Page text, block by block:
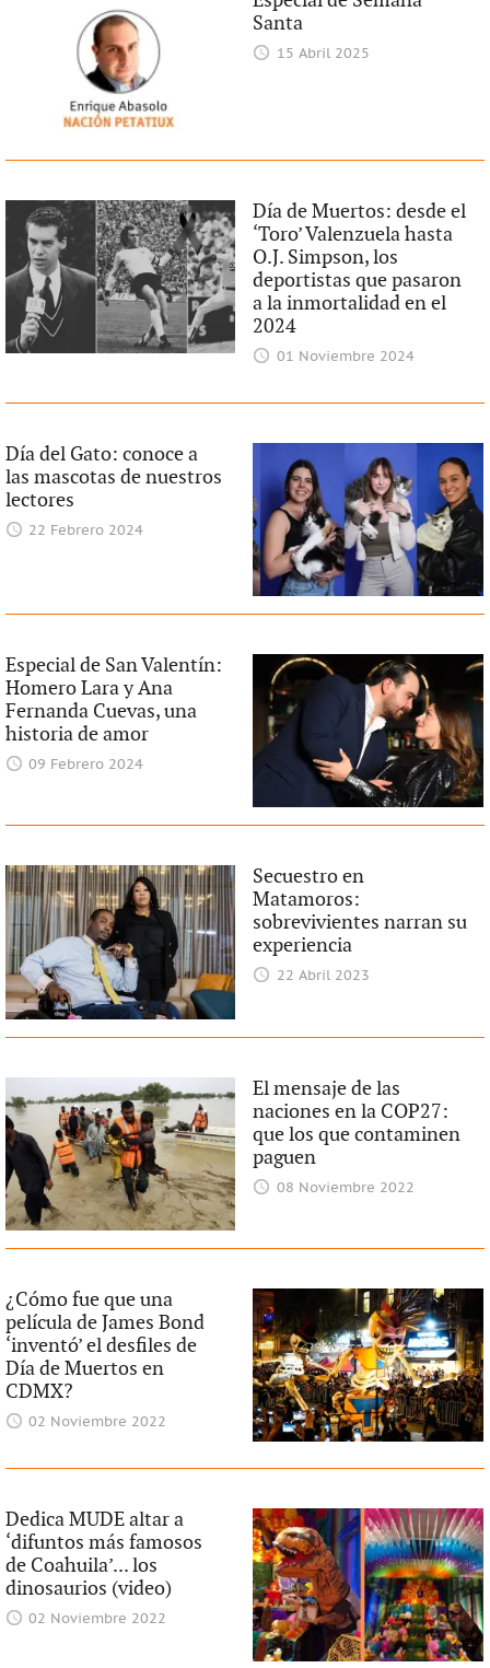
Santa
15 Abril 2025
Día de Muertos: desde el
‘Toro’ Valenzuela hasta
O.J. Simpson, los
deportistas que pasaron
a la inmortalidad en el
2024
01 Noviembre 2024
Día del Gato: conoce a
las mascotas de nuestros
lectores
22 Febrero 2024
Especial de San Valentín:
Homero Lara y Ana
Fernanda Cuevas, una
historia de amor
09 Febrero 2024
Secuestro en
Matamoros:
sobrevivientes narran su
experiencia
22 Abril 2023
El mensaje de las
naciones en la COP27:
que los que contaminen
paguen
08 Noviembre 2022
¿Cómo fue que una
película de James Bond
‘inventó’ el desfiles de
Día de Muertos en
CDMX?
02 Noviembre 2022
Dedica MUDE altar a
‘difuntos más famosos
de Coahuila’... los
dinosaurios (video)
02 Noviembre 2022